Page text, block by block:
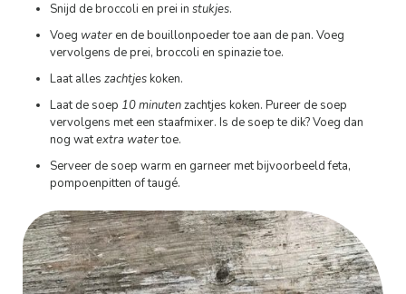
Snijd de broccoli en prei in stukjes.
Voeg water en de bouillonpoeder toe aan de pan. Voeg
vervolgens de prei, broccoli en spinazie toe.
Laat alles zachtjeskoken.
Laat de soep 10 minutenzachtjes koken. Pureer de soep
vervolgens met een staafmixer. Is de soep te dik? Voeg dan
nog watextra watertoe.
Serveer de soep warm en garneer met bijvoorbeeld feta,
pompoenpitten of taugé.